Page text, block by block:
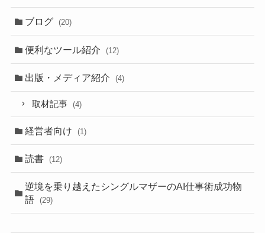
ブログ (20)
便利なツール紹介 (12)
出版・メディア紹介 (4)
取材記事 (4)
経営者向け (1)
読書 (12)
逆境を乗り越えたシングルマザーのAI仕事術成功物
語
(29)